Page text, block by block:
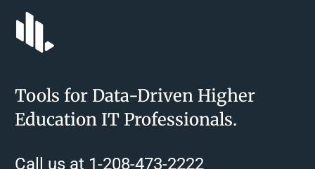
Tools for Data-Driven Higher
Education IT Professionals.
Call us at 1-208-473-2222